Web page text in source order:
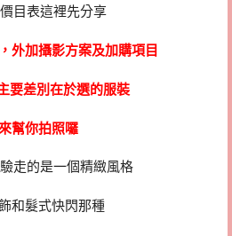
目表這裡先分享
外加攝影方案及加購項目
要差別在於選的服裝
幫你拍照囉
走的是一個精緻風格
和髮式快閃那種